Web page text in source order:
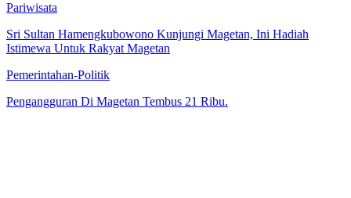
Pariwisata
Sri Sultan Hamengkubowono Kunjungi Magetan, Ini Hadiah
Istimewa Untuk Rakyat Magetan
Pemerintahan-Politik
Pengangguran Di Magetan Tembus 21 Ribu.